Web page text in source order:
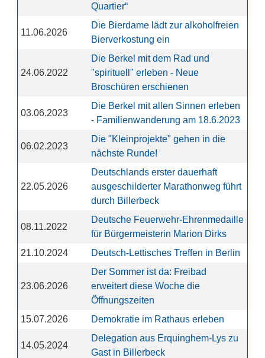
Quartier“
11.06.2026
Die Bierdame lädt zur alkoholfreien
Bierverkostung ein
24.06.2022
Die Berkel mit dem Rad und
"spirituell" erleben - Neue
Broschüren erschienen
03.06.2023
Die Berkel mit allen Sinnen erleben
- Familienwanderung am 18.6.2023
06.02.2023
Die "Kleinprojekte" gehen in die
nächste Runde!
22.05.2026
Deutschlands erster dauerhaft
ausgeschilderter Marathonweg führt
durch Billerbeck
08.11.2022
Deutsche Feuerwehr-Ehrenmedaille
für Bürgermeisterin Marion Dirks
21.10.2024
Deutsch-Lettisches Treffen in Berlin
23.06.2026
Der Sommer ist da: Freibad
erweitert diese Woche die
Öffnungszeiten
15.07.2026
Demokratie im Rathaus erleben
14.05.2024
Delegation aus Erquinghem-Lys zu
Gast in Billerbeck